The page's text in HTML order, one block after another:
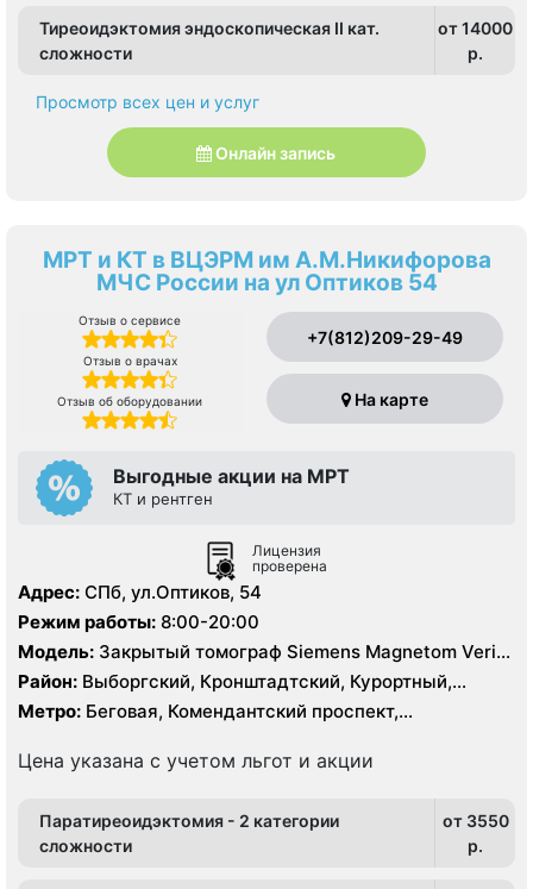
Тиреоидэктомия эндоскопическая II кат.
сложности
от 14000
p.
Просмотр всех цен и услуг
Онлайн запись
МРТ и КТ в ВЦЭРМ им А.М.Никифорова
МЧС России на ул Оптиков 54
Отзыв о сервисе
Отзыв о врачах
Отзыв об оборудовании
+7(812)209-29-49
На карте
Выгодные акции на МРТ
КТ и рентген
Лицензия
проверена
Адрес: СПб, ул.Оптиков, 54
Режим работы: 8:00-20:00
Модель: Закрытый томограф Siemens Magnetom Verio
1.5 Тесла, КТ Siemens 64 среза
Район: Выборгский, Кронштадтский, Курортный,
Ленинградская область, Приморский
Метро: Беговая, Комендантский проспект,
Цена указана с учетом льгот и акции
Паратиреоидэктомия - 2 категории
сложности
от 3550
p.